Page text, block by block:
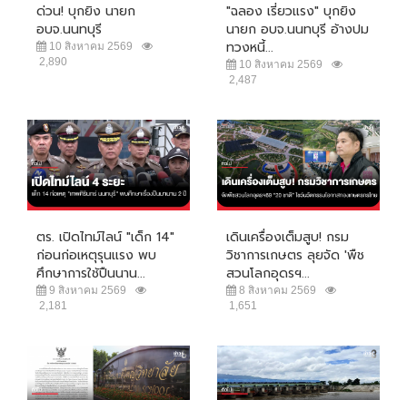
ด่วน! บุกยิง นายก
อบจ.นนทบุรี
10 สิงหาคม 2569
2,890
"ฉลอง เรี่ยวแรง" บุกยิง
นายก อบจ.นนทบุรี อ้างปม
ทวงหนี้...
10 สิงหาคม 2569
2,487
ตร. เปิดไทม์ไลน์ "เด็ก 14"
ก่อนก่อเหตุรุนแรง พบ
ศึกษาการใช้ปืนนาน...
9 สิงหาคม 2569
2,181
เดินเครื่องเต็มสูบ! กรม
วิชาการเกษตร ลุยจัด 'พืช
สวนโลกอุดรฯ...
8 สิงหาคม 2569
1,651